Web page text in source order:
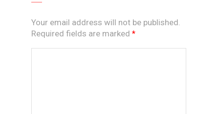
Your email address will not be published.
Required fields are marked *